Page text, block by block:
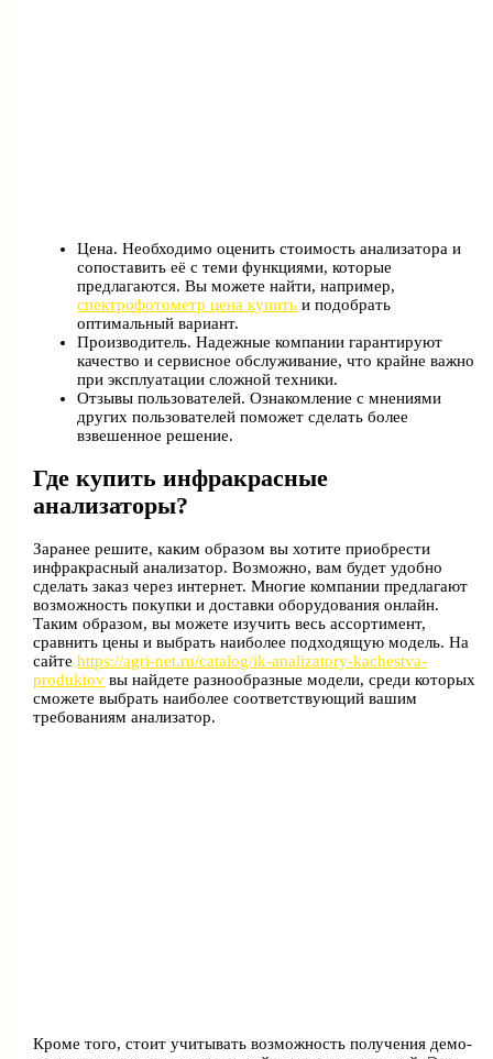
Цена. Необходимо оценить стоимость анализатора и
сопоставить её с теми функциями, которые
предлагаются. Вы можете найти, например,
спектрофотометр цена купить и подобрать
оптимальный вариант.
Производитель. Надежные компании гарантируют
качество и сервисное обслуживание, что крайне важно
при эксплуатации сложной техники.
Отзывы пользователей. Ознакомление с мнениями
других пользователей поможет сделать более
взвешенное решение.
Где купить инфракрасные
анализаторы?
Заранее решите, каким образом вы хотите приобрести
инфракрасный анализатор. Возможно, вам будет удобно
сделать заказ через интернет. Многие компании предлагают
возможность покупки и доставки оборудования онлайн.
Таким образом, вы можете изучить весь ассортимент,
сравнить цены и выбрать наиболее подходящую модель. На
сайтеhttps://agri-net.ru/catalog/ik-analizatory-kachestva-
produktov вы найдете разнообразные модели, среди которых
сможете выбрать наиболее соответствующий вашим
требованиям анализатор.
Кроме того, стоит учитывать возможность получения демо-